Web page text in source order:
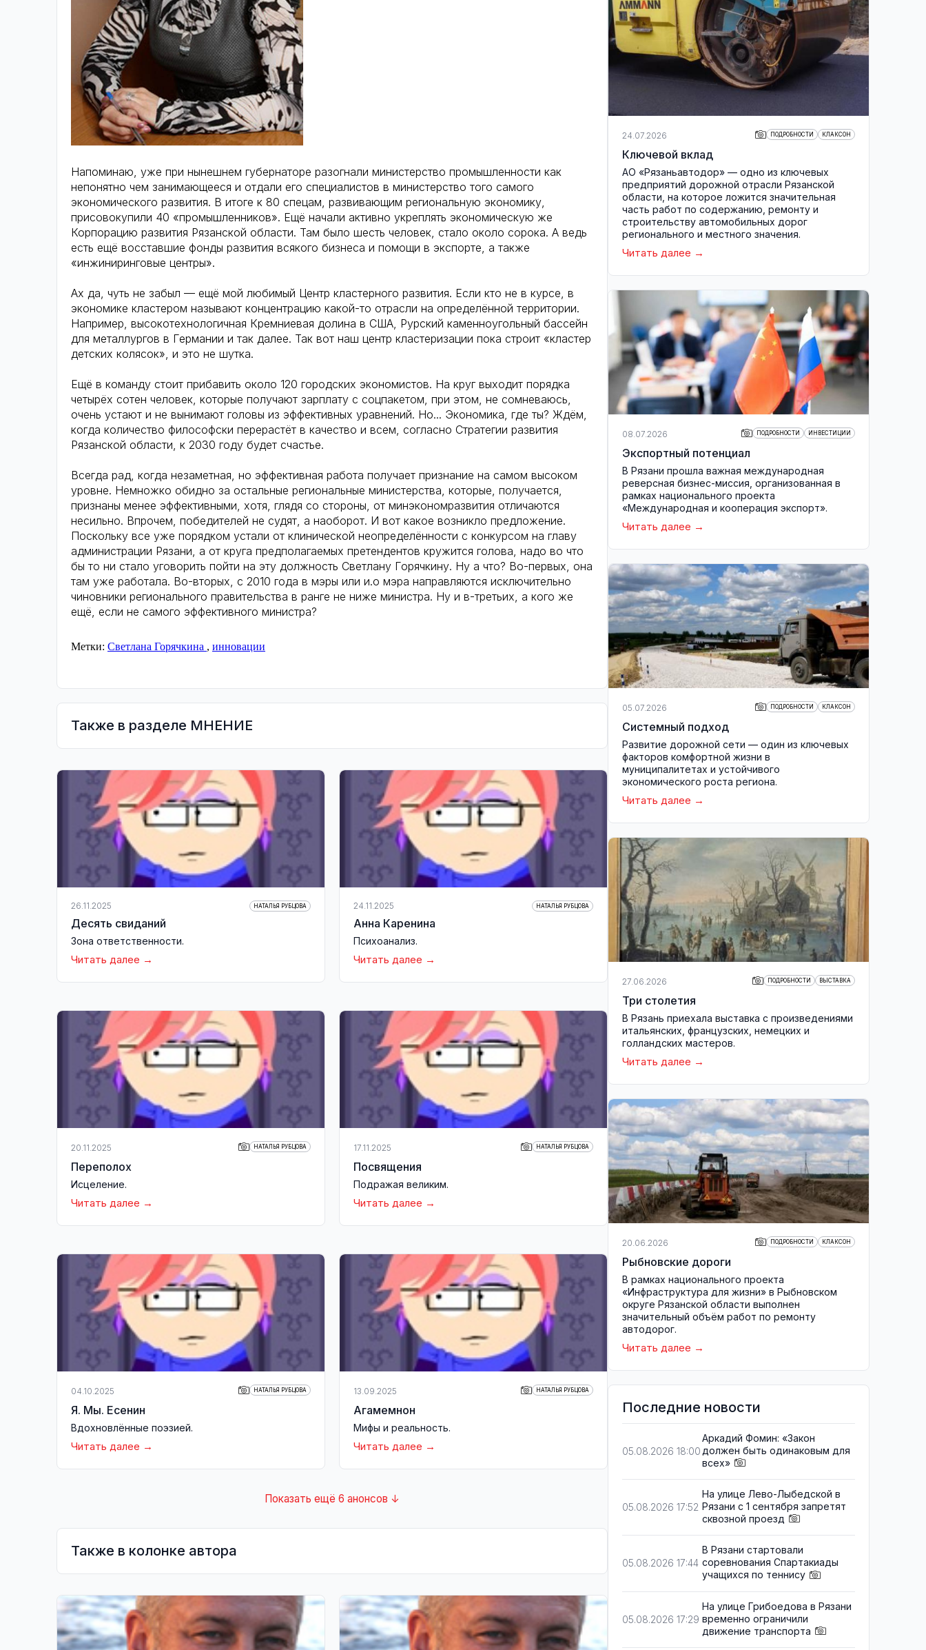
Напоминаю, уже при нынешнем губернаторе разогнали министерство промышленности как
непонятно чем занимающееся и отдали его специалистов в министерство того самого
экономического развития. В итоге к 80 спецам, развивающим региональную экономику,
присовокупили 40 «промышленников». Ещё начали активно укреплять экономическую же
Корпорацию развития Рязанской области. Там было шесть человек, стало около сорока. А ведь
есть ещё восставшие фонды развития всякого бизнеса и помощи в экспорте, а также
«инжиниринговые центры».
Ах да, чуть не забыл — ещё мой любимый Центр кластерного развития. Если кто не в курсе, в
экономике кластером называют концентрацию какой-то отрасли на определённой территории.
Например, высокотехнологичная Кремниевая долина в США, Рурский каменноугольный бассейн
для металлургов в Германии и так далее. Так вот наш центр кластеризации пока строит «кластер
детских колясок», и это не шутка.
Ещё в команду стоит прибавить около 120 городских экономистов. На круг выходит порядка
четырёх сотен человек, которые получают зарплату с соцпакетом, при этом, не сомневаюсь,
очень устают и не вынимают головы из эффективных уравнений. Но... Экономика, где ты? Ждём,
когда количество философски перерастёт в качество и всем, согласно Стратегии развития
Рязанской области, к 2030 году будет счастье.
Всегда рад, когда незаметная, но эффективная работа получает признание на самом высоком
уровне. Немножко обидно за остальные региональные министерства, которые, получается,
признаны менее эффективными, хотя, глядя со стороны, от минэкономразвития отличаются
несильно. Впрочем, победителей не судят, а наоборот. И вот какое возникло предложение.
Поскольку все уже порядком устали от клинической неопределённости с конкурсом на главу
администрации Рязани, а от круга предполагаемых претендентов кружится голова, надо во что
бы то ни стало уговорить пойти на эту должность Светлану Горячкину. Ну а что? Во-первых, она
там уже работала. Во-вторых, с 2010 года в мэры или и.о мэра направляются исключительно
чиновники регионального правительства в ранге не ниже министра. Ну и в-третьих, а кого же
ещё, если не самого эффективного министра?
Метки: Светлана Горячкина , инновации
Также в разделе МНЕНИЕ
26.11.2025 НАТАЛЬЯ РУБЦОВА
Десять свиданий
Зона ответственности.
Читать далее
24.11.2025 НАТАЛЬЯ РУБЦОВА
Анна Каренина
Психоанализ.
Читать далее
20.11.2025 НАТАЛЬЯ РУБЦОВА
Переполох
Исцеление.
Читать далее
17.11.2025 НАТАЛЬЯ РУБЦОВА
Посвящения
Подражая великим.
Читать далее
04.10.2025 НАТАЛЬЯ РУБЦОВА
Я. Мы. Есенин
Вдохновлённые поэзией.
Читать далее
13.09.2025 НАТАЛЬЯ РУБЦОВА
Агамемнон
Мифы и реальность.
Читать далее
Показать ещё 6 анонсов ↓
Также в колонке автора
24.07.2026 ПОДРОБНОСТИ КЛАКСОН
Ключевой вклад
АО «Рязаньавтодор» — одно из ключевых
предприятий дорожной отрасли Рязанской
области, на которое ложится значительная
часть работ по содержанию, ремонту и
строительству автомобильных дорог
регионального и местного значения.
Читать далее
08.07.2026 ПОДРОБНОСТИ ИНВЕСТИЦИИ
Экспортный потенциал
В Рязани прошла важная международная
реверсная бизнес-миссия, организованная в
рамках национального проекта
«Международная и кооперация экспорт».
Читать далее
05.07.2026 ПОДРОБНОСТИ КЛАКСОН
Системный подход
Развитие дорожной сети — один из ключевых
факторов комфортной жизни в
муниципалитетах и устойчивого
экономического роста региона.
Читать далее
27.06.2026 ПОДРОБНОСТИ ВЫСТАВКА
Три столетия
В Рязань приехала выставка с произведениями
итальянских, французских, немецких и
голландских мастеров.
Читать далее
20.06.2026 ПОДРОБНОСТИ КЛАКСОН
Рыбновские дороги
В рамках национального проекта
«Инфраструктура для жизни» в Рыбновском
округе Рязанской области выполнен
значительный объём работ по ремонту
автодорог.
Читать далее
Последние новости
05.08.2026 18:00
Аркадий Фомин: «Закон
должен быть одинаковым для
всех»
05.08.2026 17:52
На улице Лево-Лыбедской в
Рязани с 1 сентября запретят
сквозной проезд
05.08.2026 17:44
В Рязани стартовали
соревнования Спартакиады
учащихся по теннису
05.08.2026 17:29
На улице Грибоедова в Рязани
временно ограничили
движение транспорта